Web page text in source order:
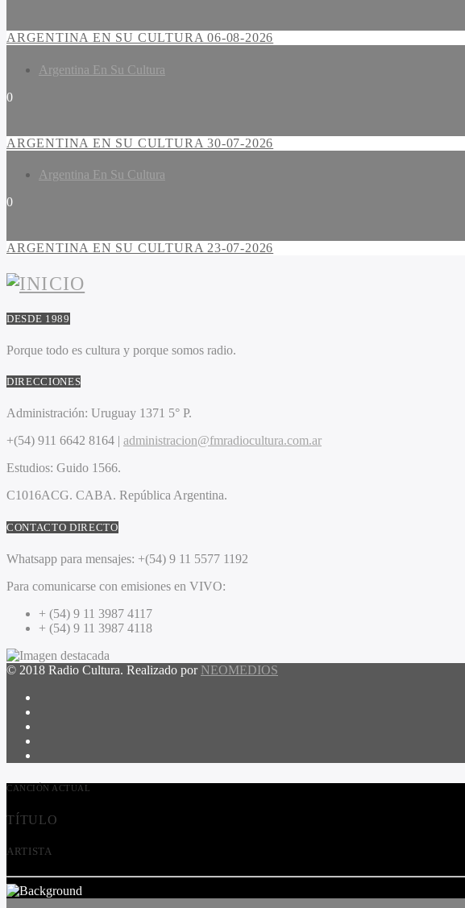
ARGENTINA EN SU CULTURA 06-08-2026
Argentina En Su Cultura
0
ARGENTINA EN SU CULTURA 30-07-2026
Argentina En Su Cultura
0
ARGENTINA EN SU CULTURA 23-07-2026
DESDE 1989
Porque todo es cultura y porque somos radio.
DIRECCIONES
Administración: Uruguay 1371 5° P.
+(54) 911 6642 8164 | administracion@fmradiocultura.com.ar
Estudios: Guido 1566.
C1016ACG. CABA. República Argentina.
CONTACTO DIRECTO
Whatsapp para mensajes: +(54) 9 11 5577 1192
Para comunicarse con emisiones en VIVO:
+ (54) 9 11 3987 4117
+ (54) 9 11 3987 4118
© 2018 Radio Cultura. Realizado por NEOMEDIOS
CANCIÓN ACTUAL
TÍTULO
ARTISTA